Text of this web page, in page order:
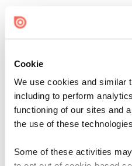
Cookie
We use cookies and similar
including to perform
functioning of our sites and
the use of these
Some of these activities